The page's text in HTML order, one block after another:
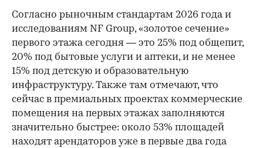
Согласно рыночным стандартам 2026 года и
исследованиям NF Group, «золотое сечение»
первого этажа сегодня — это 25% под общепит,
20% под бытовые услуги и аптеки, и не менее
15% под детскую и образовательную
инфраструктуру. Также там отмечают, что
сейчас в премиальных проектах коммерческие
помещения на первых этажах заполняются
значительно быстрее: около 53% площадей
находят арендаторов уже в первые два года